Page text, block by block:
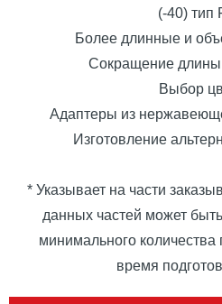
(-40) тип
Более длинные и
Сокращение длины
Выбор
Адаптеры из
Изготовление
* Указывает на части
данных частей может
минимального количества
время